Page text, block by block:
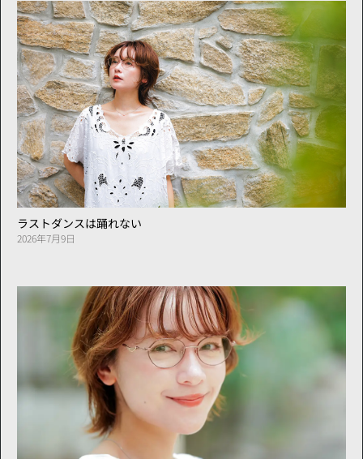
ラストダンスは踊れない
2026年7月9日